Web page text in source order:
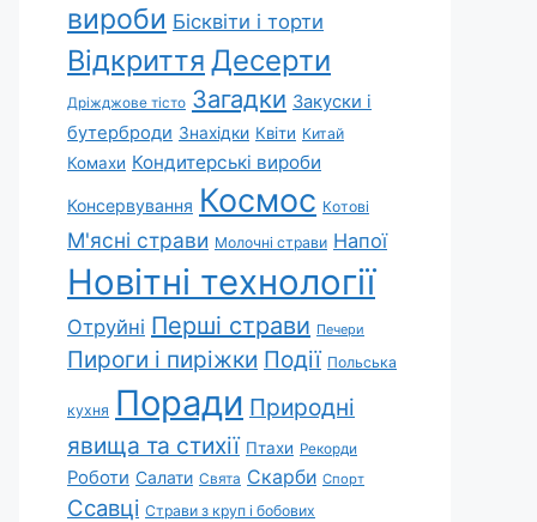
вироби Бісквіти і торти
Відкриття Десерти
Дріжджове тісто Загадки Закуски і
бутерброди Знахідки Квіти Китай
Комахи Кондитерські вироби
Консервування Космос Котові
М'ясні страви Молочні страви Напої
Новітні технології
Отруйні Перші страви Печери
Пироги і пиріжки Події Польська
кухня Поради Природні
явища та стихії Птахи Рекорди
Роботи Салати Свята Скарби Спорт
Ссавці Страви з круп і бобових